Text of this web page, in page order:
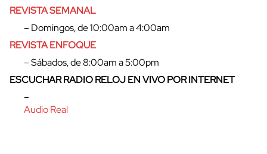
REVISTA SEMANAL
– Domingos, de 10:00am a 4:00am
REVISTA ENFOQUE
– Sábados, de 8:00am a 5:00pm
ESCUCHAR RADIO RELOJ EN VIVO POR INTERNET
–
Audio Real